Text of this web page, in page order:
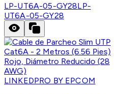
LP-UT6A-05-GY28LP-
UT6A-05-GY28
LINKEDPRO BY EPCOM